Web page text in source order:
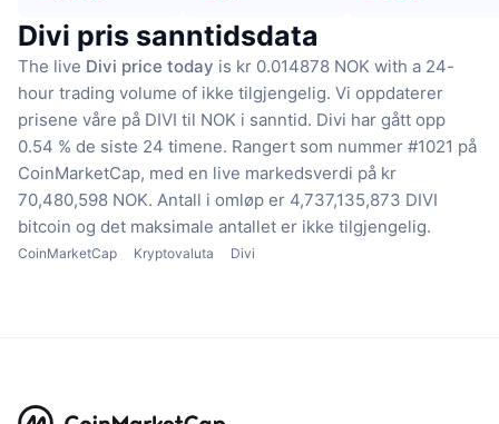
Divi pris sanntidsdata
The live Divi price today is kr 0.014878 NOK with a 24-
hour trading volume of ikke tilgjengelig. Vi oppdaterer
prisene våre på DIVI til NOK i sanntid. Divi har gått opp
0.54 % de siste 24 timene. Rangert som nummer #1021 på
CoinMarketCap, med en live markedsverdi på kr
70,480,598 NOK. Antall i omløp er 4,737,135,873 DIVI
bitcoin og det maksimale antallet er ikke tilgjengelig.
CoinMarketCap Kryptovaluta Divi